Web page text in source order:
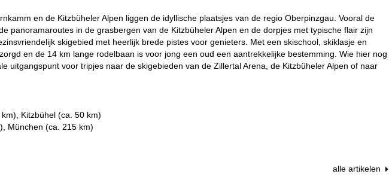
en de Kitzbüheler Alpen liggen de idyllische plaatsjes van de regio Oberpinzgau. Vooral de
panoramaroutes in de grasbergen van de Kitzbüheler Alpen en de dorpjes met typische flair zijn
skigebied met heerlijk brede pistes voor genieters. Met een skischool, skiklasje en
en de 14 km lange rodelbaan is voor jong een oud een aantrekkelijke bestemming. Wie hier nog
uitgangspunt voor tripjes naar de skigebieden van de Zillertal Arena, de Kitzbüheler Alpen of naar
Kitzbühel (ca. 50 km)
München (ca. 215 km)
alle artikelen